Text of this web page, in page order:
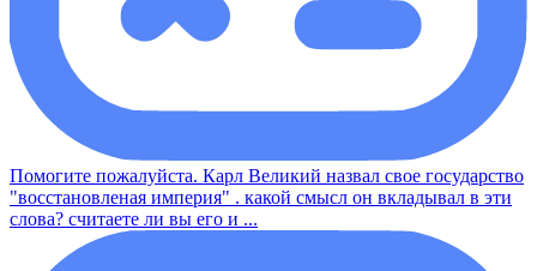
Помогите пожалуйста. Карл Великий назвал свое государство
"восстановленая империя" . какой смысл он вкладывал в эти
слова? считаете ли вы его и ...